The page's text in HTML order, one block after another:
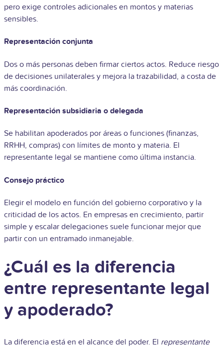
pero exige controles adicionales en montos y materias
sensibles.
Representación conjunta
Dos o más personas deben firmar ciertos actos. Reduce riesgo
de decisiones unilaterales y mejora la trazabilidad, a costa de
más coordinación.
Representación subsidiaria o delegada
Se habilitan apoderados por áreas o funciones (finanzas,
RRHH, compras) con límites de monto y materia. El
representante legal se mantiene como última instancia.
Consejo práctico
Elegir el modelo en función del gobierno corporativo y la
criticidad de los actos. En empresas en crecimiento, partir
simple y escalar delegaciones suele funcionar mejor que
partir con un entramado inmanejable.
¿Cuál es la diferencia
entre representante legal
y apoderado?
La diferencia está en el alcance del poder. El representante